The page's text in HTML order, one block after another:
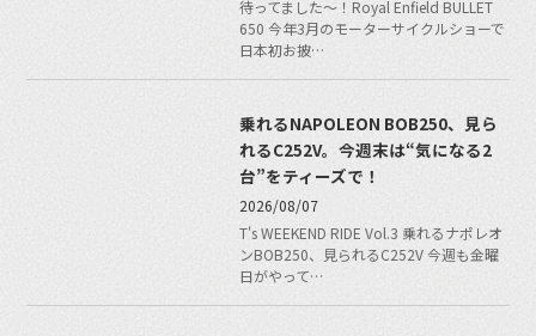
待ってました〜！Royal Enfield BULLET
650 今年3月のモーターサイクルショーで
日本初お披…
乗れるNAPOLEON BOB250、見ら
れるC252V。今週末は“気になる2
台”をティーズで！
2026/08/07
T's WEEKEND RIDE Vol.3 乗れるナポレオ
ンBOB250、見られるC252V 今週も金曜
日がやって…